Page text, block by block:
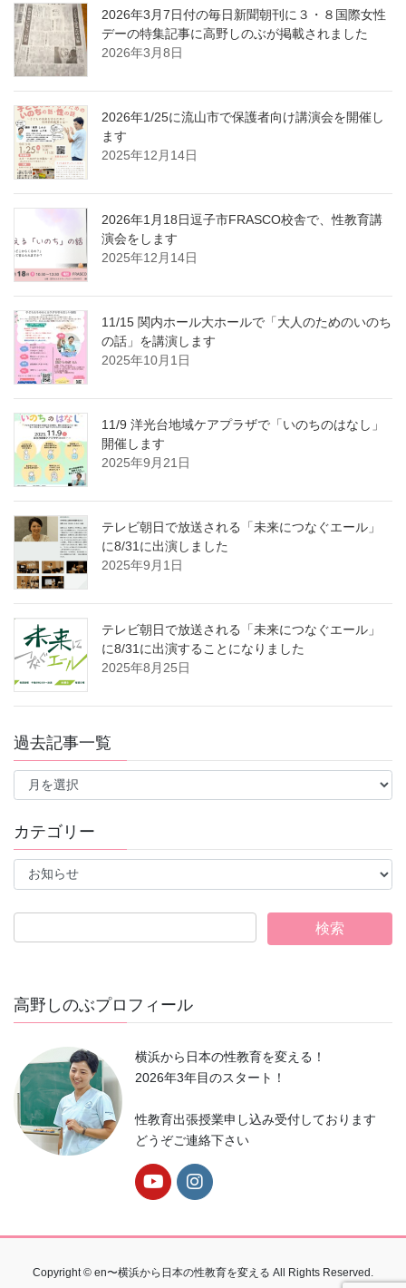
2026年3月7日付の毎日新聞朝刊に３・８国際女性
デーの特集記事に高野しのぶが掲載されました
2026年3月8日
2026年1/25に流山市で保護者向け講演会を開催し
ます
2025年12月14日
2026年1月18日逗子市FRASCO校舎で、性教育講
演会をします
2025年12月14日
11/15 関内ホール大ホールで「大人のためのいのち
の話」を講演します
2025年10月1日
11/9 洋光台地域ケアプラザで「いのちのはなし」
開催します
2025年9月21日
テレビ朝日で放送される「未来につなぐエール」
に8/31に出演しました
2025年9月1日
テレビ朝日で放送される「未来につなぐエール」
に8/31に出演することになりました
2025年8月25日
過去記事一覧
過
事
覧
カテゴリー
テ
ー
高野しのぶプロフィール
横浜から日本の性教育を変える！
2026年3年目のスタート！
性教育出張授業申し込み受付しております
どうぞご連絡下さい
Copyright © en〜横浜から日本の性教育を変える All Rights Reserved.